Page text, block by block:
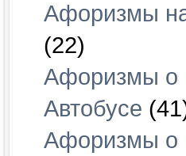
Афоризмы
(22)
Афоризмы о
Автобусе
Афоризмы о